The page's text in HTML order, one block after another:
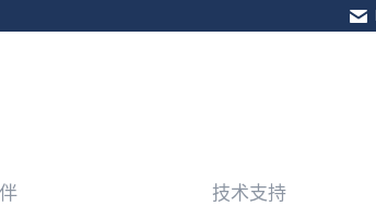
技术支持
技术支持